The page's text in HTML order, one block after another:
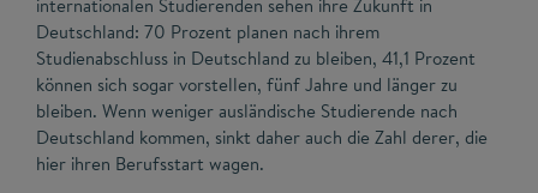
internationalen Studierenden sehen ihre Zukunft in
Deutschland: 70 Prozent planen nach ihrem
Studienabschluss in Deutschland zu bleiben, 41,1 Prozent
können sich sogar vorstellen, fünf Jahre und länger zu
bleiben. Wenn weniger ausländische Studierende nach
Deutschland kommen, sinkt daher auch die Zahl derer, die
hier ihren Berufsstart wagen.